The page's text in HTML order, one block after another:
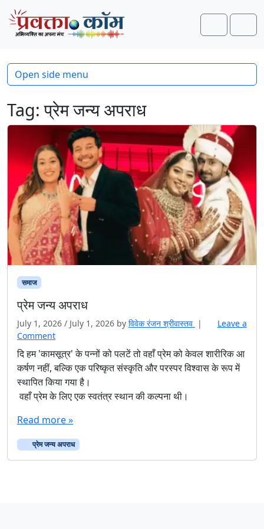
Skip to content
Skip to footer
Search
Tag:प्रेम जन्य अपराध
समाज
प्रेम जन्य अपराध
July 1, 2026 / July 1, 2026 by विवेक रंजन श्रीवास्तव |
Leave a
Comment
दि हम 'कामसूत्र' के पन्नों को पलटें तो वहाँ प्रेम को केवल शारीरिक आ
कर्षण नहीं, बल्कि एक परिष्कृत संस्कृति और परस्पर विश्वास के रूप में
स्थापित किया गया है।
वहाँ प्रेम के लिए एक स्वतंत्र स्थान की कल्पना थी।
Read more »
प्रेम जन्य अपराध
Open side menu